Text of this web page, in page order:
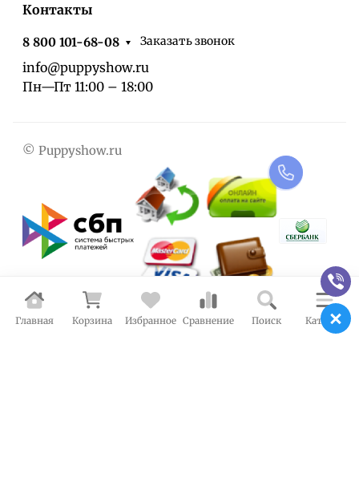
Главная Корзина Избранное Сравнение Поиск Каталог
Контакты
8 800 101-68-08 Заказать звонок
info@puppyshow.ru
Пн—Пт 11:00 – 18:00
© Puppyshow.ru